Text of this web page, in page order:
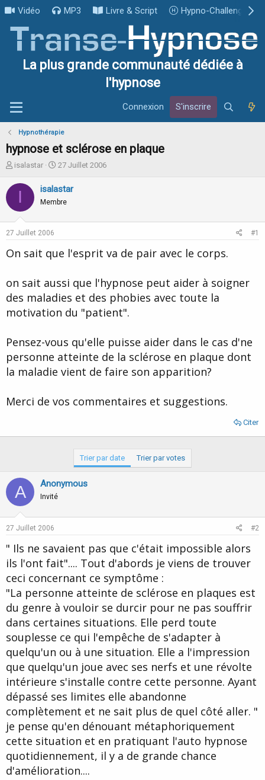
Vidéo MP3 Livre & Script Hypno-Challenge
La plus grande communauté dédiée à
l'hypnose
Connexion S'inscrire
Hypnothérapie
hypnose et sclérose en plaque
I
i
u
e
a
d
c
u
s
o
isalastar
D
t
d
b
27 Juillet 2006
I isalastar
Membre
27 Juillet 2006 #1
On sait que l'esprit va de pair avec le corps.
on sait aussi que l'hypnose peut aider à soigner
des maladies et des phobies avec toute la
motivation du "patient".
Pensez-vous qu'elle puisse aider dans le cas d'ne
personne atteinte de la sclérose en plaque dont
la maladie vient de faire son apparition?
Merci de vos commentaires et suggestions.
Citer
Trier par date Trier par votes
A Anonymous
Invité
27 Juillet 2006 #2
" Ils ne savaient pas que c'était impossible alors
ils l'ont fait".... Tout d'abords je viens de trouver
ceci concernant ce symptôme :
"La personne atteinte de sclérose en plaques est
du genre à vouloir se durcir pour ne pas souffrir
dans certaines situations. Elle perd toute
souplesse ce qui l'empêche de s'adapter à
quelqu'un ou à une situation. Elle a l'impression
que quelqu'un joue avec ses nerfs et une révolte
intérieure s'installe contre cette personne. Ayant
dépassé ses limites elle abandonne
complètement et ne sait plus de quel côté aller. "
je pense qu'en dénouant métaphoriquement
cette situation et en pratiquant l'auto hypnose
quotidiennement, il y a de grande chance
d'amélioration....